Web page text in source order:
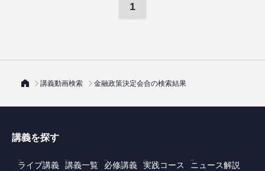
1
講義動画検索 金融政策決定会合の検索結果
講義を探す
ライブ講義 講義一覧 必修講義 実践コース
ニュース解説